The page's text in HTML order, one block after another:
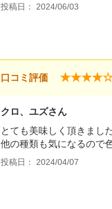
投稿日： 2024/06/03
口コミ評価
クロ、ユズさん
とても美味しく頂きまし
他の種類も気になるので
投稿日： 2024/04/07